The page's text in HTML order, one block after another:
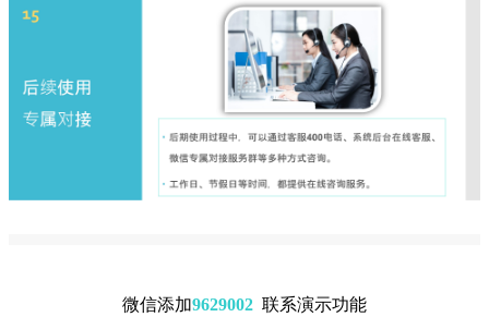
微信添加9629002 联系演示功能